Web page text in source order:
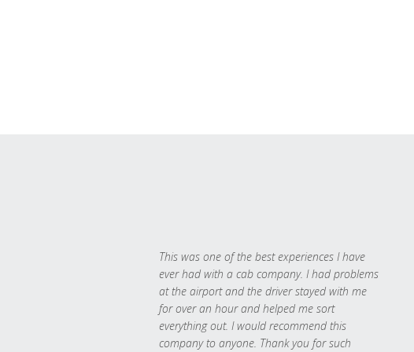
This was one of the best experiences I have
ever had with a cab company. I had problems
at the airport and the driver stayed with me
for over an hour and helped me sort
everything out. I would recommend this
company to anyone. Thank you for such